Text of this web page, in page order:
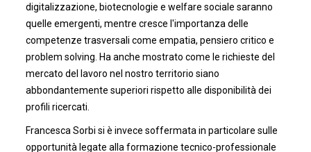
digitalizzazione, biotecnologie e welfare sociale saranno
quelle emergenti, mentre cresce l'importanza delle
competenze trasversali come empatia, pensiero critico e
problem solving. Ha anche mostrato come le richieste del
mercato del lavoro nel nostro territorio siano
abbondantemente superiori rispetto alle disponibilità dei
profili ricercati.
Francesca Sorbi si è invece soffermata in particolare sulle
opportunità legate alla formazione tecnico-professionale